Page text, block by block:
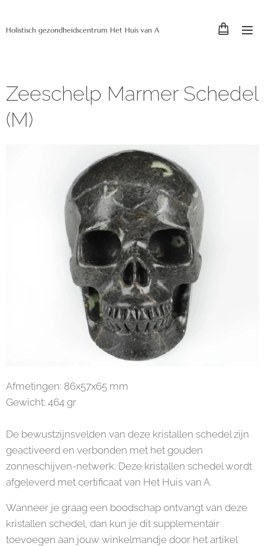
Holistisch gezondheidscentrum Het Huis van A
Zeeschelp Marmer Schedel
(M)
Afmetingen: 86x57x65 mm
Gewicht: 464 gr
De bewustzijnsvelden van deze kristallen schedel zijn
geactiveerd en verbonden met het gouden
zonneschijven-netwerk. Deze kristallen schedel wordt
afgeleverd met certificaat van Het Huis van A.
Wanneer je graag een boodschap ontvangt van deze
kristallen schedel, dan kun je dit supplementair
toevoegen aan jouw winkelmandje door het artikel